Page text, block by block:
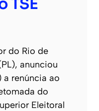
TSE
do Rio de
anunciou
renúncia ao
do
Eleitoral